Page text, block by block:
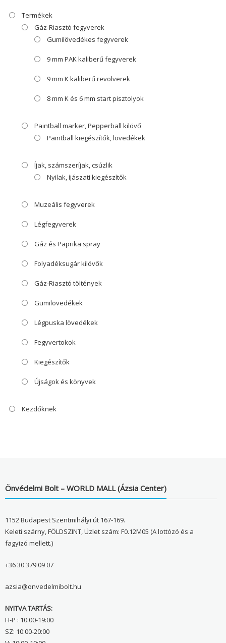
Termékek
Gáz-Riasztó fegyverek
Gumilövedékes fegyverek
9 mm PAK kaliberű fegyverek
9 mm K kaliberű revolverek
8 mm K és 6 mm start pisztolyok
Paintball marker, Pepperball kilövő
Paintball kiegészítők, lövedékek
Íjak, számszeríjak, csúzlik
Nyilak, íjászati kiegészítők
Muzeális fegyverek
Légfegyverek
Gáz és Paprika spray
Folyadéksugár kilövők
Gáz-Riasztó töltények
Gumilövedékek
Légpuska lövedékek
Fegyvertokok
Kiegészítők
Újságok és könyvek
Kezdőknek
Önvédelmi Bolt – WORLD MALL (Ázsia Center)
1152 Budapest Szentmihályi út 167-169.
Keleti szárny, FÖLDSZINT, Üzlet szám: F0.12M05 (A lottózó és a
fagyizó mellett.)
+36 30 379 09 07
azsia@onvedelmibolt.hu
NYITVA TARTÁS:
H-P : 10:00-19:00
SZ: 10:00-20:00